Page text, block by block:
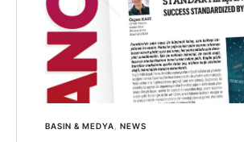
BASIN & MEDYA NEWS